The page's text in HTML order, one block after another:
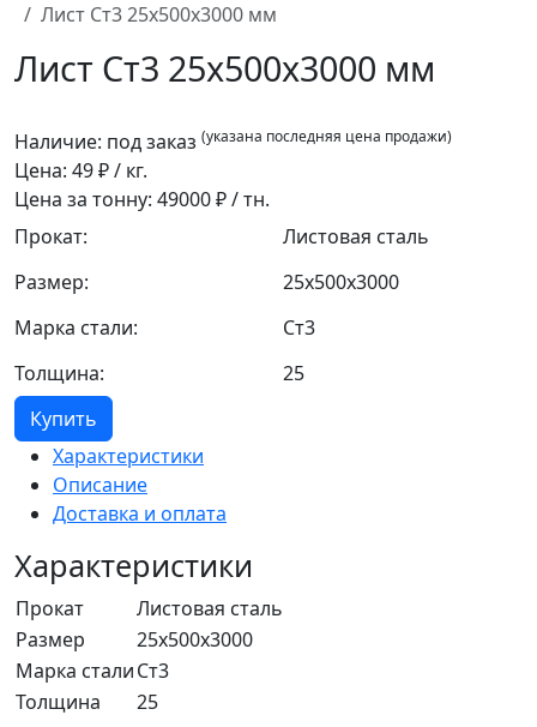
Лист Ст3 25x500x3000 мм
Лист Ст3 25x500x3000 мм
Наличие: под заказ (указана последняя цена продажи)
Цена: 49₽ / кг.
Цена за тонну: 49000₽ / тн.
Прокат:
Листовая сталь
Размер:
25x500x3000
Марка стали:
Ст3
Толщина:
25
Купить
Характеристики
Описание
Доставка и оплата
Характеристики
Прокат
Листовая сталь
Размер
25x500x3000
Марка сталиСт3
Толщина
25